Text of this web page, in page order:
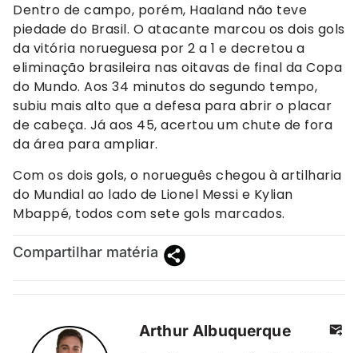
Dentro de campo, porém, Haaland não teve
piedade do Brasil. O atacante marcou os dois gols
da vitória norueguesa por 2 a 1 e decretou a
eliminação brasileira nas oitavas de final da Copa
do Mundo. Aos 34 minutos do segundo tempo,
subiu mais alto que a defesa para abrir o placar
de cabeça. Já aos 45, acertou um chute de fora
da área para ampliar.
Com os dois gols, o norueguês chegou à artilharia
do Mundial ao lado de Lionel Messi e Kylian
Mbappé, todos com sete gols marcados.
Compartilhar matéria
Arthur Albuquerque